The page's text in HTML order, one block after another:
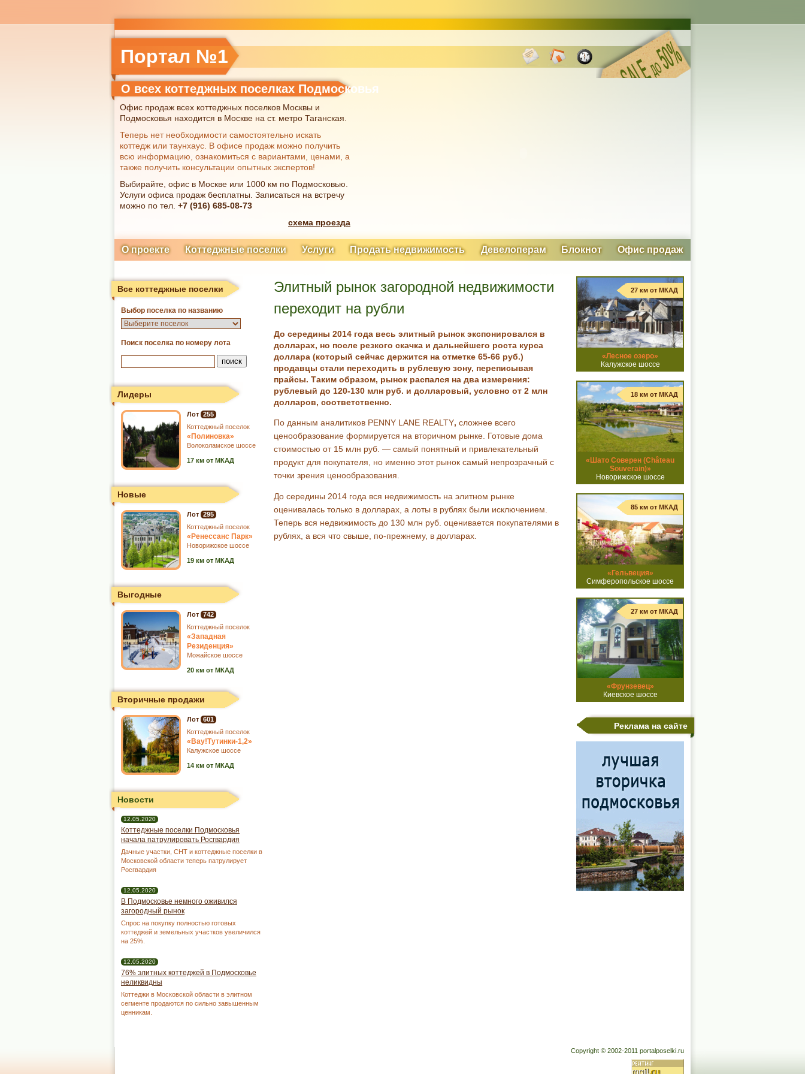
Элитный рынок загородной недвижимости
переходит на рубли
До середины 2014 года весь элитный рынок экспонировался в
долларах, но после резкого скачка и дальнейшего роста курса
доллара (который сейчас держится на отметке 65-66 руб.)
продавцы стали переходить в рублевую зону, переписывая
прайсы. Таким образом, рынок распался на два измерения:
рублевый до 120-130 млн руб. и долларовый, условно от 2 млн
долларов, соответственно.
По данным аналитиков PENNY LANE REALTY, сложнее всего
ценообразование формируется на вторичном рынке. Готовые дома
стоимостью от 15 млн руб. — самый понятный и привлекательный
продукт для покупателя, но именно этот рынок самый непрозрачный с
точки зрения ценообразования.
До середины 2014 года вся недвижимость на элитном рынке
оценивалась только в долларах, а лоты в рублях были исключением.
Теперь вся недвижимость до 130 млн руб. оценивается покупателями в
рублях, а вся что свыше, по-прежнему, в долларах.
Все коттеджные поселки
Выбор поселка по названию
Поиск поселка по номеру лота
Лидеры
Лот 255
Коттеджный поселок
«Полиновка»
Волоколамское шоссе
17 км от МКАД
Новые
Лот 295
Коттеджный поселок
«Ренессанс Парк»
Новорижское шоссе
19 км от МКАД
Выгодные
Лот 742
Коттеджный поселок
«Западная
Резиденция»
Можайское шоссе
20 км от МКАД
Вторичные продажи
Лот 601
Коттеджный поселок
«Вау!Тутинки-1,2»
Калужское шоссе
14 км от МКАД
Новости
12.05.2020
Коттеджные поселки Подмосковья
начала патрулировать Росгвардия
Дачные участки, СНТ и коттеджные поселки в
Московской области теперь патрулирует
Росгвардия
12.05.2020
В Подмосковье немного оживился
загородный рынок
Спрос на покупку полностью готовых
коттеджей и земельных участков увеличился
на 25%.
12.05.2020
76% элитных коттеджей в Подмосковье
неликвидны
Коттеджи в Московской области в элитном
сегменте продаются по сильно завышенным
ценникам.
«Лесное озеро»
Калужское шоссе
27 км от МКАД
«Шато Соверен (Château
Souverain)»
Новорижское шоссе
18 км от МКАД
«Гельвеция»
Симферопольское шоссе
85 км от МКАД
«Фрунзевец»
Киевское шоссе
27 км от МКАД
Реклама на сайте
Портал №1
О всех коттеджных поселках Подмосковья
Офис продаж всех коттеджных поселков Москвы и
Подмосковья находится в Москве на ст. метро Таганская.
Теперь нет необходимости самостоятельно искать
коттедж или таунхаус. В офисе продаж можно получить
всю информацию, ознакомиться с вариантами, ценами, а
также получить консультации опытных экспертов!
Выбирайте, офис в Москве или 1000 км по Подмосковью.
Услуги офиса продаж бесплатны. Записаться на встречу
можно по тел. +7 (916) 685-08-73
схема проезда
О проекте Коттеджные поселки Услуги Продать недвижимость Девелоперам Блокнот Офис продаж
Copyright © 2002-2011 portalposelki.ru